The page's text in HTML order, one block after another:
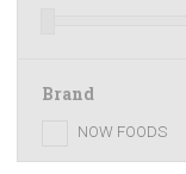
Brand
NOW FOODS